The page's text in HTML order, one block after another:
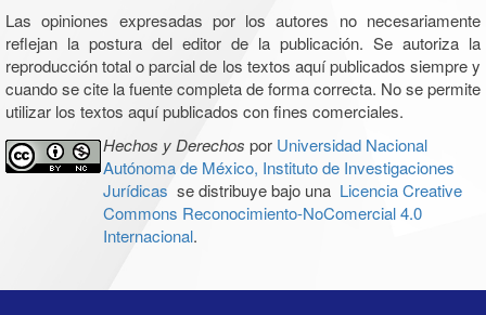
Las opiniones expresadas por los autores no necesariamente
reflejan la postura del editor de la publicación. Se autoriza la
reproducción total o parcial de los textos aquí publicados siempre y
cuando se cite la fuente completa de forma correcta. No se permite
utilizar los textos aquí publicados con fines comerciales.
Hechos y Derechos por Universidad Nacional
Autónoma de México, Instituto de Investigaciones
Jurídicas se distribuye bajo una Licencia Creative
Commons Reconocimiento-NoComercial 4.0
Internacional.